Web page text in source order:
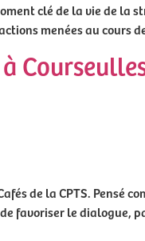
clé de la vie de la
menées au cours
de la CPTS. Pensé
favoriser le dialogue,